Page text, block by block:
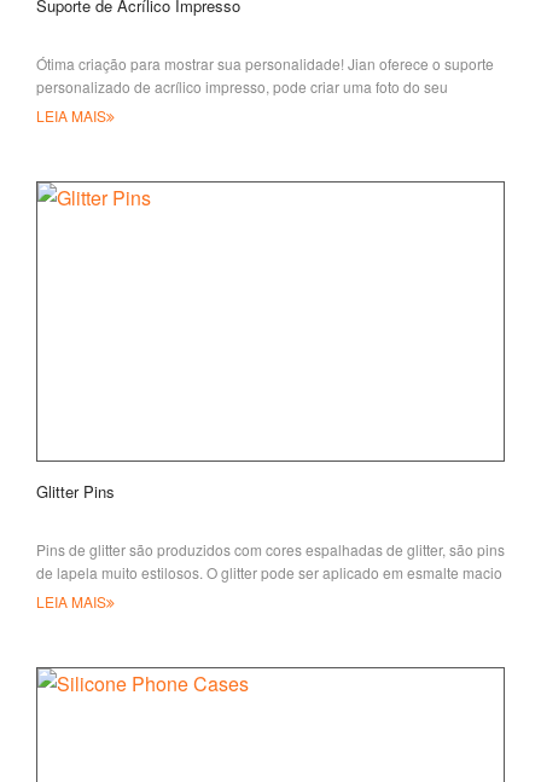
Suporte de Acrílico Impresso
Ótima criação para mostrar sua personalidade! Jian oferece o suporte
personalizado de acrílico impresso, pode criar uma foto do seu
superintendente
LEIA MAIS
Glitter Pins
Pins de glitter são produzidos com cores espalhadas de glitter, são pins
de lapela muito estilosos. O glitter pode ser aplicado em esmalte macio
LEIA MAIS